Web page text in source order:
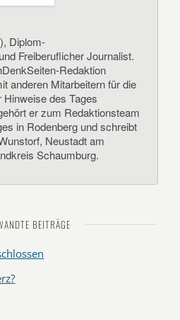
Diplom-
Freiberuflicher Journalist.
Redaktion
anderen Mitarbeitern für die
des Tages
er zum Redaktionsteam
in Rodenberg und schreibt
Neustadt am
Schaumburg.
BEITRÄGE